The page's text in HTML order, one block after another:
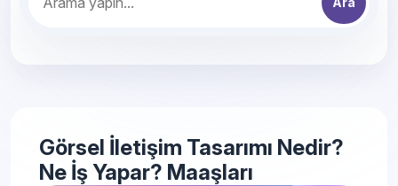
Görsel İletişim Tasarımı Nedir?
Ne İş Yapar? Maaşları